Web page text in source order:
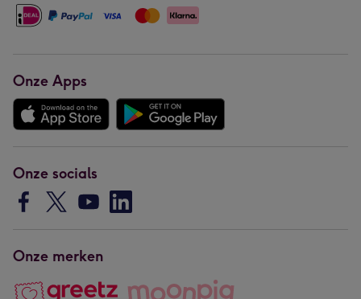
Onze Apps
Onze socials
Onze merken